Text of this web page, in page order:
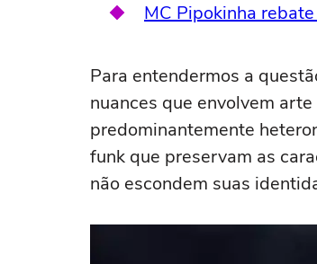
MC Pipokinha
Para entendermos a
nuances que envolvem
predominantemente
funk que preservam as
não escondem suas